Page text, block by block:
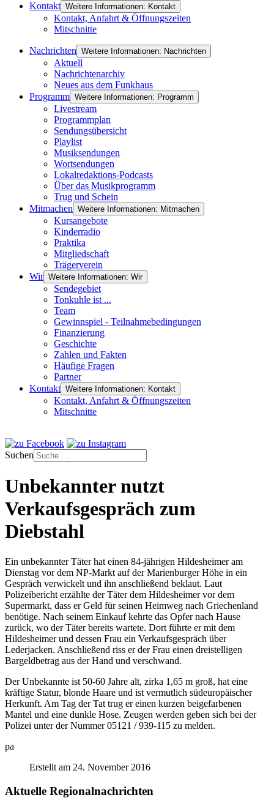
Kontakt Weitere Informationen: Kontakt
Kontakt, Anfahrt & Öffnungszeiten
Mitschnitte
Nachrichten Weitere Informationen: Nachrichten
Aktuell
Nachrichtenarchiv
Neues aus dem Funkhaus
Programm Weitere Informationen: Programm
Livestream
Programmplan
Sendungsübersicht
Playlist
Musiksendungen
Wortsendungen
Lokalredaktions-Podcasts
Über das Musikprogramm
Trug und Schein
Mitmachen Weitere Informationen: Mitmachen
Kursangebote
Kinderradio
Praktika
Mitgliedschaft
Trägerverein
Wir Weitere Informationen: Wir
Sendegebiet
Tonkuhle ist ...
Team
Gewinnspiel - Teilnahmebedingungen
Finanzierung
Geschichte
Zahlen und Fakten
Häufige Fragen
Partner
Kontakt Weitere Informationen: Kontakt
Kontakt, Anfahrt & Öffnungszeiten
Mitschnitte
Suchen
Unbekannter nutzt
Verkaufsgespräch zum
Diebstahl
Ein unbekannter Täter hat einen 84-jährigen Hildesheimer am
Dienstag vor dem NP-Markt auf der Marienburger Höhe in ein
Gespräch verwickelt und ihn anschließend beklaut. Laut
Polizeibericht erzählte der Täter dem Hildesheimer vor dem
Supermarkt, dass er Geld für seinen Heimweg nach Griechenland
benötige. Nach seinem Einkauf kehrte das Opfer nach Hause
zurück, wo der Täter bereits wartete. Dort führte er mit dem
Hildesheimer und dessen Frau ein Verkaufsgespräch über
Lederjacken. Anschließend riss er der Frau einen dreistelligen
Bargeldbetrag aus der Hand und verschwand.
Der Unbekannte ist 50-60 Jahre alt, zirka 1,65 m groß, hat eine
kräftige Statur, blonde Haare und ist vermutlich südeuropäischer
Herkunft. Am Tag der Tat trug er einen kurzen beigefarbenen
Mantel und eine dunkle Hose. Zeugen werden geben sich bei der
Polizei unter der Nummer 05121 / 939-115 zu melden.
pa
Erstellt am 24. November 2016
Aktuelle Regionalnachrichten